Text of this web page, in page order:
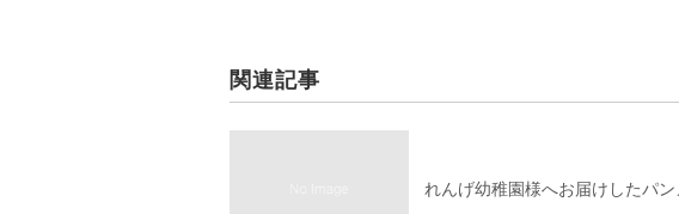
関連記事
れんげ幼稚園様へお届けしたパ